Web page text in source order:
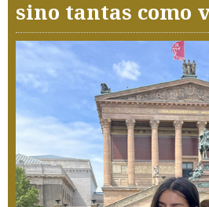
sino tantas como